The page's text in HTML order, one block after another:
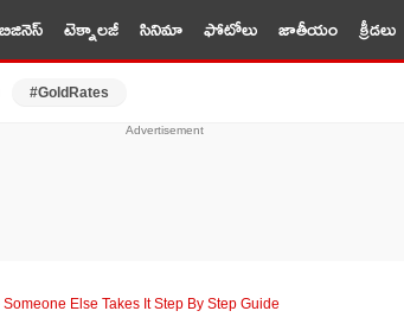
బిజినెస్ టెక్నాలజీ సినిమా ఫోటోలు జాతీయం క్రీడలు
#GoldRates
Else Takes It Step By Step Guide